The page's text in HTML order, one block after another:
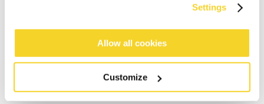
Settings
Allow all cookies
Customize
of met een ontpiller worden verwijderd
Perfect te combineren met de Witzia Scarf, Witzia
Mitts of Witzia Gloves
MATERIAAL EN DETAILS